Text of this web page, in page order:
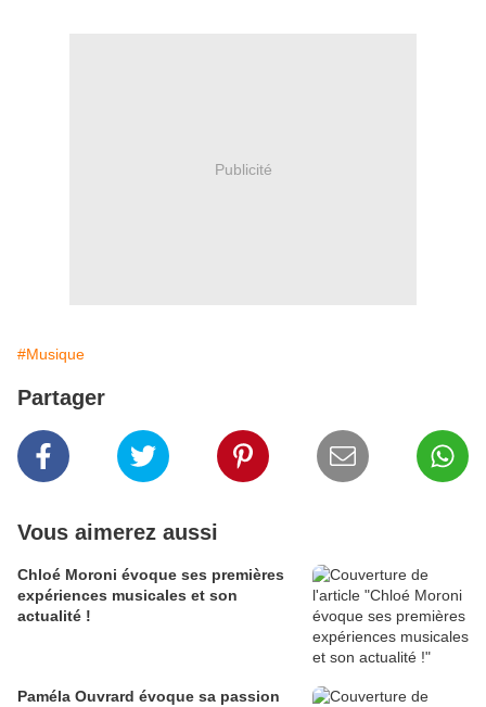
Publicité
#Musique
Partager
Vous aimerez aussi
Chloé Moroni évoque ses premières
expériences musicales et son
actualité !
Paméla Ouvrard évoque sa passion